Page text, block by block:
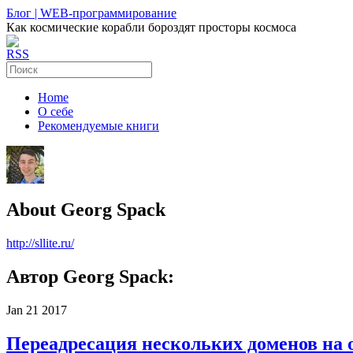
Блог | WEB-программирование
Как космические корабли бороздят просторы космоса
RSS
Home
О себе
Рекомендуемые книги
About Georg Spack
http://sllite.ru/
Автор Georg Spack:
Jan 21 2017
Переадресация нескольких доменов на